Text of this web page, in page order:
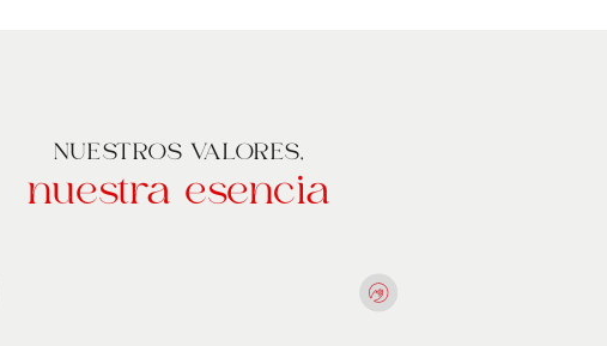
NUESTROS VALORES,
nuestra esencia